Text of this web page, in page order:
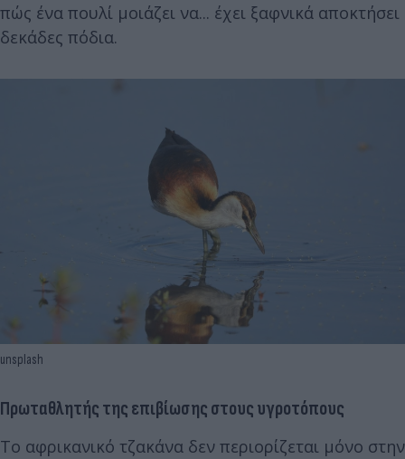
πώς ένα πουλί μοιάζει να... έχει ξαφνικά αποκτήσει
δεκάδες πόδια.
unsplash
Πρωταθλητής της επιβίωσης στους υγροτόπους
Το αφρικανικό τζακάνα δεν περιορίζεται μόνο στην